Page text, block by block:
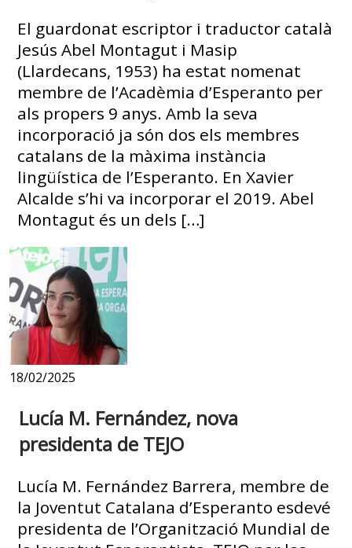
El guardonat escriptor i traductor català
Jesús Abel Montagut i Masip
(Llardecans, 1953) ha estat nomenat
membre de l’Acadèmia d’Esperanto per
als propers 9 anys. Amb la seva
incorporació ja són dos els membres
catalans de la màxima instància
lingüística de l’Esperanto. En Xavier
Alcalde s’hi va incorporar el 2019. Abel
Montagut és un dels […]
18/02/2025
Lucía M. Fernández, nova
presidenta de TEJO
Lucía M. Fernández Barrera, membre de
la Joventut Catalana d’Esperanto esdevé
presidenta de l’Organització Mundial de